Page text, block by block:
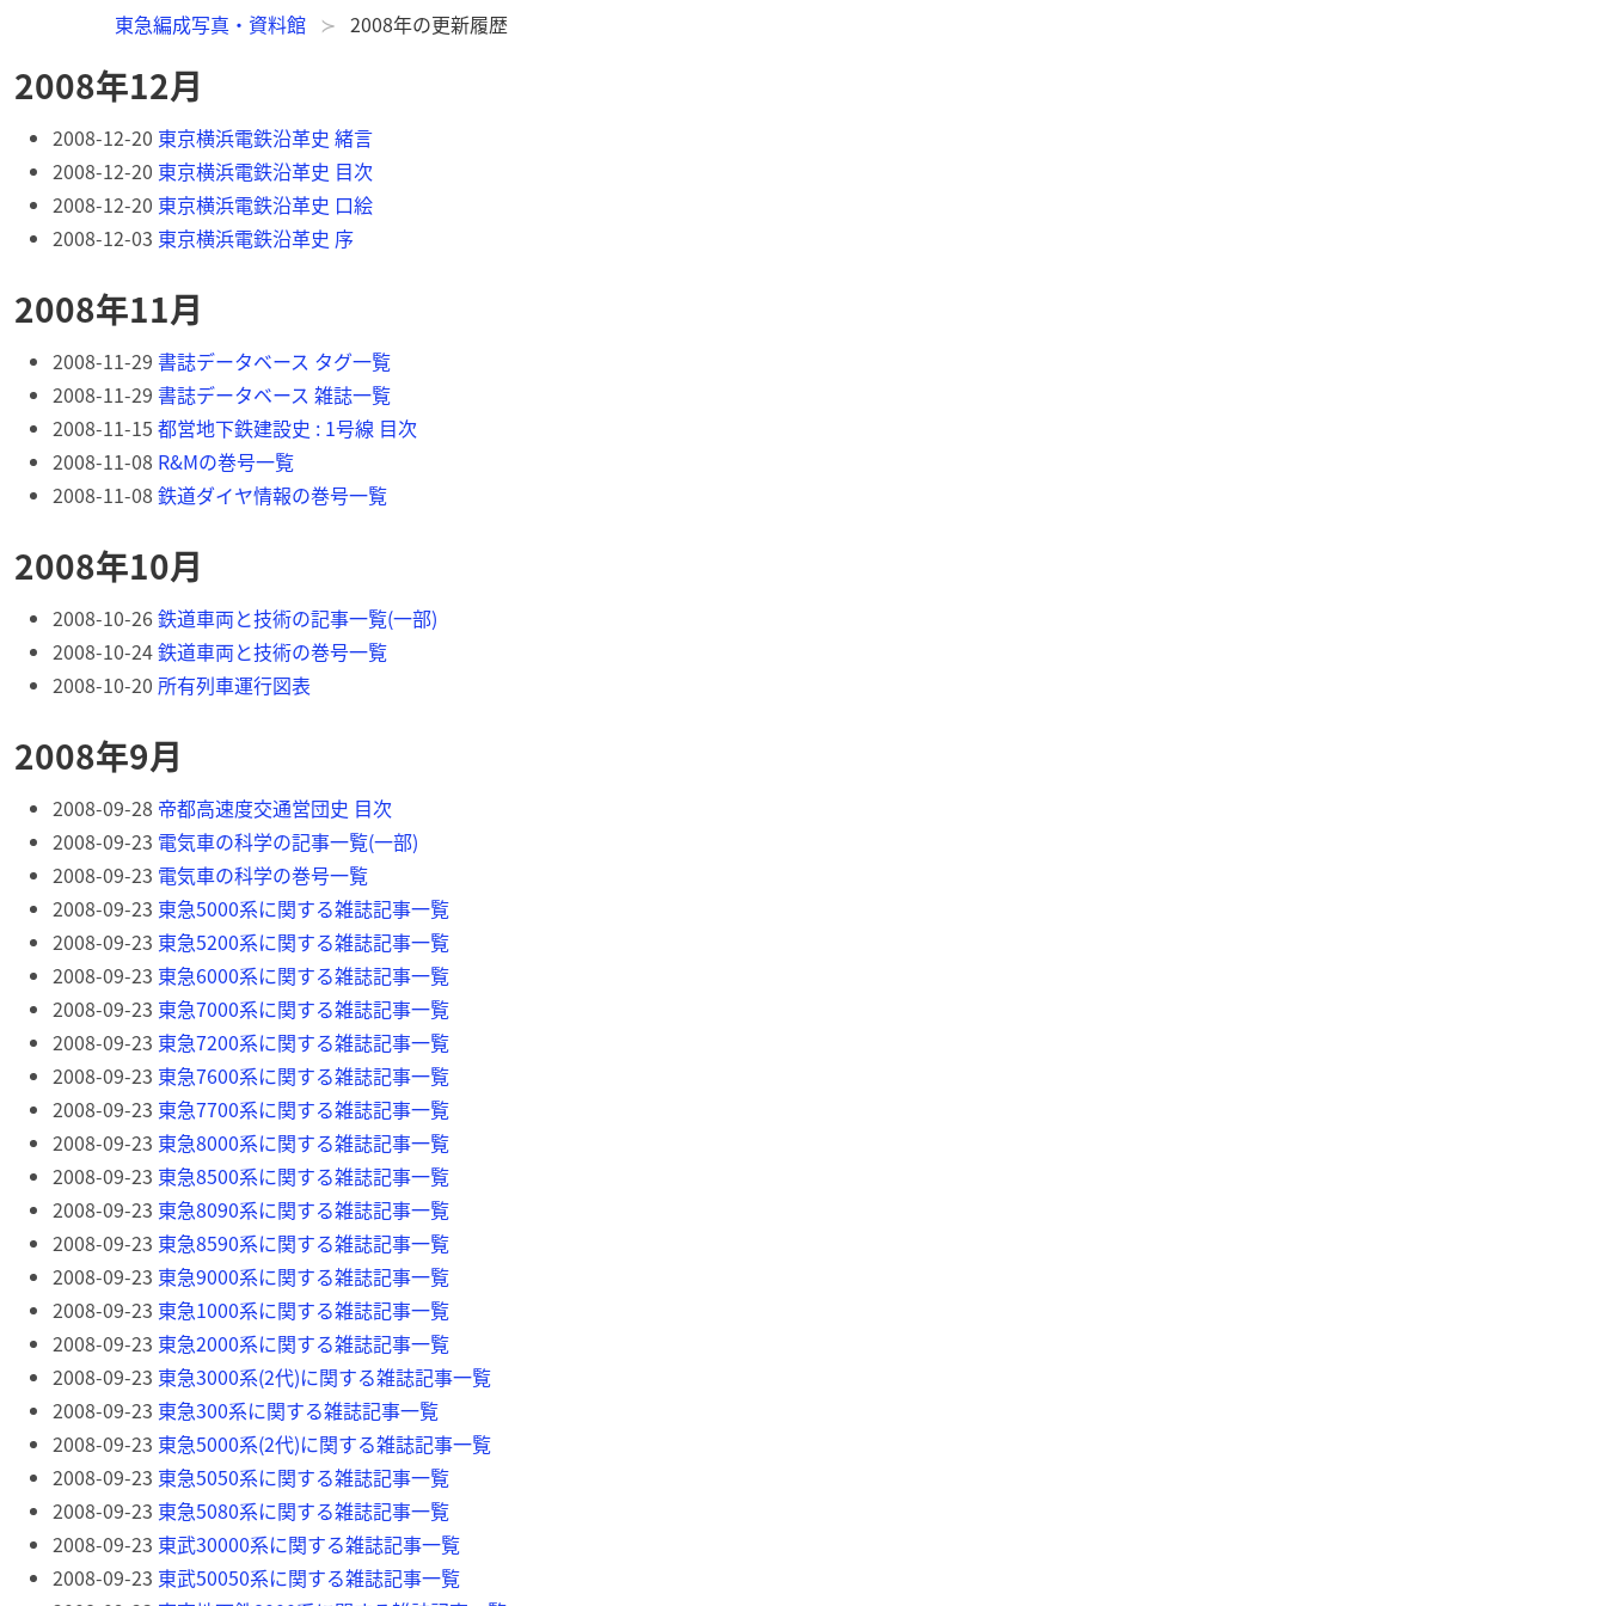
東急編成写真・資料館 2008年の更新履歴
2008年12月
2008-12-20 東京横浜電鉄沿革史 緒言
2008-12-20 東京横浜電鉄沿革史 目次
2008-12-20 東京横浜電鉄沿革史 口絵
2008-12-03 東京横浜電鉄沿革史 序
2008年11月
2008-11-29 書誌データベース タグ一覧
2008-11-29 書誌データベース 雑誌一覧
2008-11-15 都営地下鉄建設史 : 1号線 目次
2008-11-08 R&Mの巻号一覧
2008-11-08 鉄道ダイヤ情報の巻号一覧
2008年10月
2008-10-26鉄道車両と技術の記事一覧(一部)
2008-10-24鉄道車両と技術の巻号一覧
2008-10-20 所有列車運行図表
2008年9月
2008-09-28 帝都高速度交通営団史 目次
2008-09-23 電気車の科学の記事一覧(一部)
2008-09-23 電気車の科学の巻号一覧
2008-09-23 東急5000系に関する雑誌記事一覧
2008-09-23 東急5200系に関する雑誌記事一覧
2008-09-23 東急6000系に関する雑誌記事一覧
2008-09-23 東急7000系に関する雑誌記事一覧
2008-09-23 東急7200系に関する雑誌記事一覧
2008-09-23 東急7600系に関する雑誌記事一覧
2008-09-23 東急7700系に関する雑誌記事一覧
2008-09-23 東急8000系に関する雑誌記事一覧
2008-09-23 東急8500系に関する雑誌記事一覧
2008-09-23 東急8090系に関する雑誌記事一覧
2008-09-23 東急8590系に関する雑誌記事一覧
2008-09-23 東急9000系に関する雑誌記事一覧
2008-09-23 東急1000系に関する雑誌記事一覧
2008-09-23 東急2000系に関する雑誌記事一覧
2008-09-23 東急3000系(2代)に関する雑誌記事一覧
2008-09-23 東急300系に関する雑誌記事一覧
2008-09-23 東急5000系(2代)に関する雑誌記事一覧
2008-09-23 東急5050系に関する雑誌記事一覧
2008-09-23 東急5080系に関する雑誌記事一覧
2008-09-23 東武30000系に関する雑誌記事一覧
2008-09-23 東武50050系に関する雑誌記事一覧